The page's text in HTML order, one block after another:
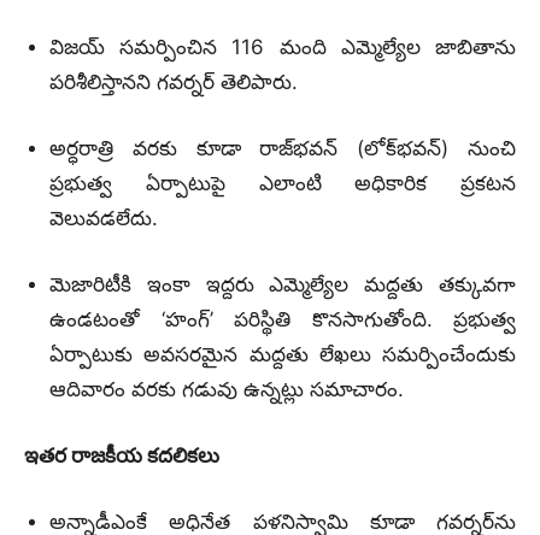
విజయ్‌ సమర్పించిన 116 మంది ఎమ్మెల్యేల జాబితాను
పరిశీలిస్తానని గవర్నర్ తెలిపారు.
అర్ధరాత్రి వరకు కూడా రాజ్‌భవన్ (లోక్‌భవన్) నుంచి
ప్రభుత్వ ఏర్పాటుపై ఎలాంటి అధికారిక ప్రకటన
వెలువడలేదు.
మెజారిటీకి ఇంకా ఇద్దరు ఎమ్మెల్యేల మద్దతు తక్కువగా
ఉండటంతో ‘హంగ్’ పరిస్థితి కొనసాగుతోంది. ప్రభుత్వ
ఏర్పాటుకు అవసరమైన మద్దతు లేఖలు సమర్పించేందుకు
ఆదివారం వరకు గడువు ఉన్నట్లు సమాచారం.
ఇతర రాజకీయ కదలికలు
అన్నాడీఎంకే అధినేత పళనిస్వామి కూడా గవర్నర్‌ను